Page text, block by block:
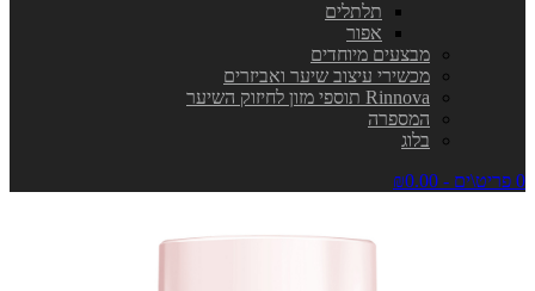
תלתלים
אפור
מבצעים מיוחדים
מכשירי עיצוב שיער ואביזרים
Rinnova תוספי מזון לחיזוק השיער
המספרה
בלוג
0 פריט\ים - ₪0.00